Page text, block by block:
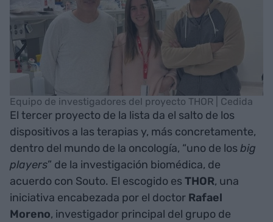
Equipo de investigadores del proyecto THOR | Cedida
El tercer proyecto de la lista da el salto de los
dispositivos a las terapias y, más concretamente,
dentro del mundo de la oncología, “uno de losbig
players” de la investigación biomédica, de
acuerdo con Souto. El escogido esTHOR, una
iniciativa encabezada por el doctor Rafael
Moreno, investigador principal del grupo de